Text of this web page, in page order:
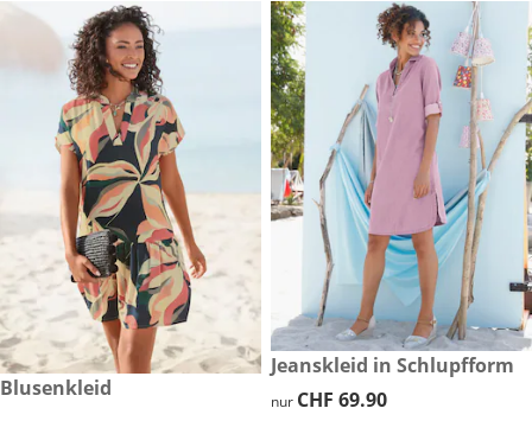
CHF 79.90
Blusenkleid
CHF 69.90
Jeanskleid in Schlupfform
CHF 69.90
nur CHF 69.90